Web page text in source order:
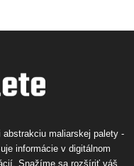
abstrakciu maliarskej palety -
informácie v digitálnom
Snažíme sa rozšíriť váš